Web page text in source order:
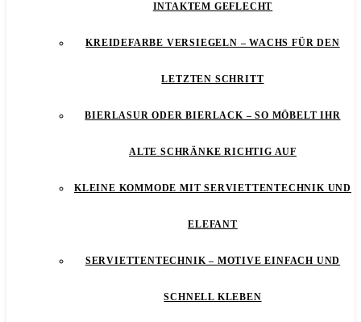
INTAKTEM GEFLECHT
KREIDEFARBE VERSIEGELN – WACHS FÜR DEN
LETZTEN SCHRITT
BIERLASUR ODER BIERLACK – SO MÖBELT IHR
ALTE SCHRÄNKE RICHTIG AUF
KLEINE KOMMODE MIT SERVIETTENTECHNIK UND
ELEFANT
SERVIETTENTECHNIK – MOTIVE EINFACH UND
SCHNELL KLEBEN